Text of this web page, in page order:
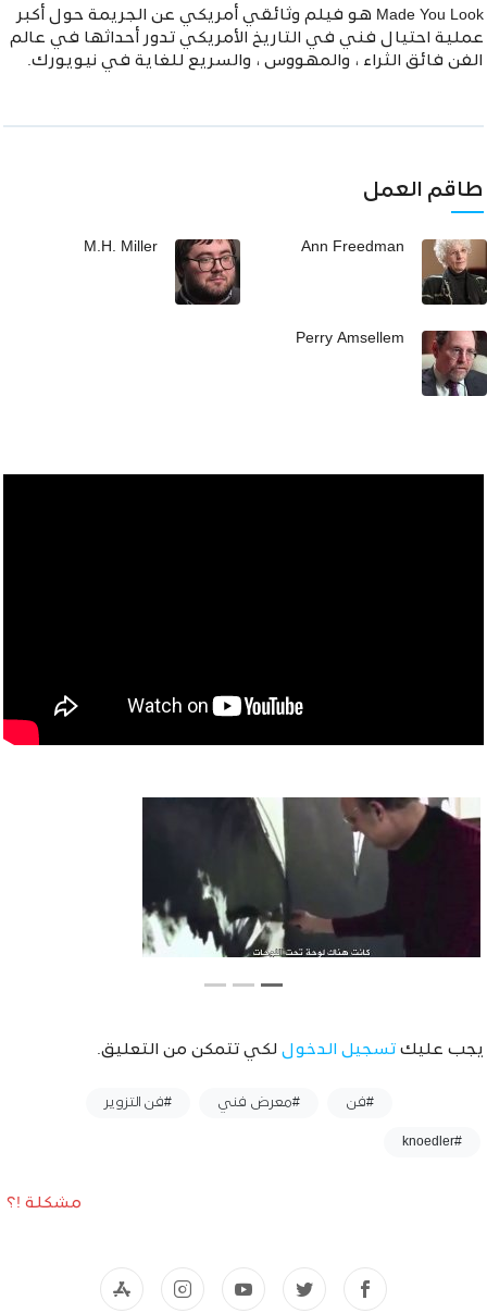
Made You Look هو فيلم وثائقي أمريكي عن الجريمة حول أكبر
عملية احتيال فني في التاريخ الأمريكي تدور أحداثها في عالم
الفن فائق الثراء ، والمهووس ، والسريع للغاية في نيويورك.
طاقم العمل
Ann Freedman
M.H. Miller
Perry Amsellem
يجب عليك تسجيل الدخول لكي تتمكن من التعليق.
#فن #معرض فني #فن التزوير
#knoedler
مشكلة !؟